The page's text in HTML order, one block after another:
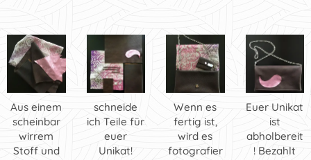
Aus einem
scheinbar
wirrem
Stoff und
schneide
ich Teile für
euer
Unikat!
Wenn es
fertig ist,
wird es
fotografier
Euer Unikat
ist
abholbereit
! Bezahlt